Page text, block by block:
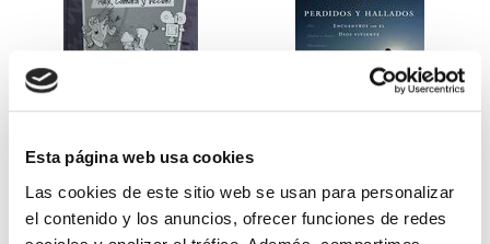
Esta página web usa cookies
Las cookies de este sitio web se usan para personalizar
el contenido y los anuncios, ofrecer funciones de redes
Miguel Ángel Gómez & Pedro
Garrido
Max Lucado